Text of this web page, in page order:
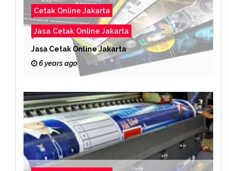
Cetak Online Jakarta
Jasa Cetak Online Jakarta
Jasa Cetak Online Jakarta
6 years ago